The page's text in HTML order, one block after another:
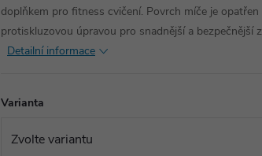
doplňkem pro fitness cvičení. Povrch míče je opatřen
protiskluzovou úpravou pro snadnější a bezpečnější
Detailní informace
Varianta